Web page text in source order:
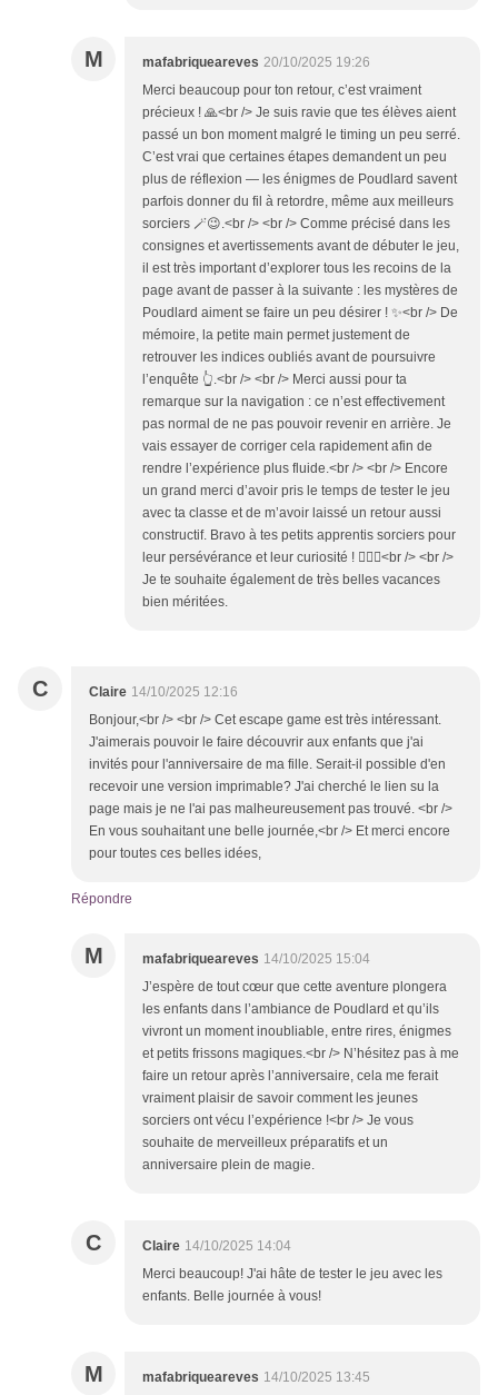
M mafabriqueareves 20/10/2025 19:26
Merci beaucoup pour ton retour, c’est vraiment
précieux ! 🙏<br /> Je suis ravie que tes élèves aient
passé un bon moment malgré le timing un peu serré.
C’est vrai que certaines étapes demandent un peu
plus de réflexion — les énigmes de Poudlard savent
parfois donner du fil à retordre, même aux meilleurs
sorciers 🪄😉.<br /> <br /> Comme précisé dans les
consignes et avertissements avant de débuter le jeu,
il est très important d’explorer tous les recoins de la
page avant de passer à la suivante : les mystères de
Poudlard aiment se faire un peu désirer ! ✨<br /> De
mémoire, la petite main permet justement de
retrouver les indices oubliés avant de poursuivre
l’enquête 👆.<br /> <br /> Merci aussi pour ta
remarque sur la navigation : ce n’est effectivement
pas normal de ne pas pouvoir revenir en arrière. Je
vais essayer de corriger cela rapidement afin de
rendre l’expérience plus fluide.<br /> <br /> Encore
un grand merci d’avoir pris le temps de tester le jeu
avec ta classe et de m’avoir laissé un retour aussi
constructif. Bravo à tes petits apprentis sorciers pour
leur persévérance et leur curiosité ! 🧙‍♂️✨<br /> <br />
Je te souhaite également de très belles vacances
bien méritées.
C Claire 14/10/2025 12:16
Bonjour,<br /> <br /> Cet escape game est très intéressant.
J'aimerais pouvoir le faire découvrir aux enfants que j'ai
invités pour l'anniversaire de ma fille. Serait-il possible d'en
recevoir une version imprimable? J'ai cherché le lien su la
page mais je ne l'ai pas malheureusement pas trouvé. <br />
En vous souhaitant une belle journée,<br /> Et merci encore
pour toutes ces belles idées,
Répondre
M mafabriqueareves 14/10/2025 15:04
J’espère de tout cœur que cette aventure plongera
les enfants dans l’ambiance de Poudlard et qu’ils
vivront un moment inoubliable, entre rires, énigmes
et petits frissons magiques.<br /> N’hésitez pas à me
faire un retour après l’anniversaire, cela me ferait
vraiment plaisir de savoir comment les jeunes
sorciers ont vécu l’expérience !<br /> Je vous
souhaite de merveilleux préparatifs et un
anniversaire plein de magie.
C Claire 14/10/2025 14:04
Merci beaucoup! J'ai hâte de tester le jeu avec les
enfants. Belle journée à vous!
M mafabriqueareves 14/10/2025 13:45